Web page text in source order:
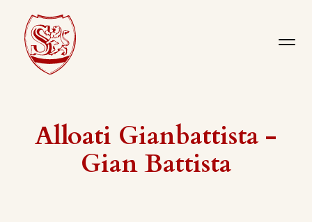
Alloati Gianbattista -
Gian Battista